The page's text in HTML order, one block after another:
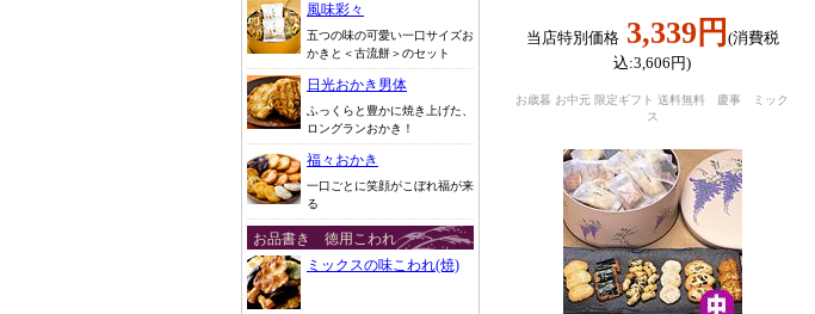
風味彩々
五つの味の可愛い一口サイズお
かきと＜古流餅＞のセット
日光おかき男体
ふっくらと豊かに焼き上げた、
ロングランおかき！
福々おかき
一口ごとに笑顔がこぼれ福が来
る
お品書き 徳用こわれ
ミックスの味こわれ(焼)
当店特別価格 3,339円(消費税
込:3,606円)
お歳暮 お中元 限定ギフト 送料無料 慶事 ミック
ス